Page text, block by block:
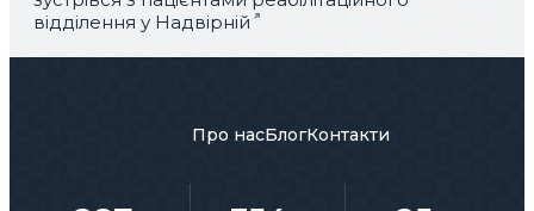
відділення у Надвірній
Про насБлогКонтакти